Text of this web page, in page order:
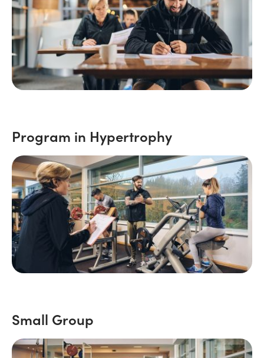
Program in Hypertrophy
Small Group